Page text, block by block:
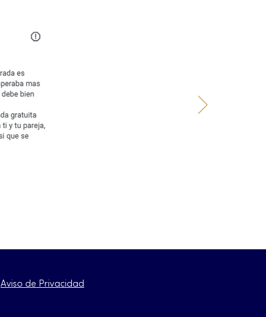
Aviso de Privacidad